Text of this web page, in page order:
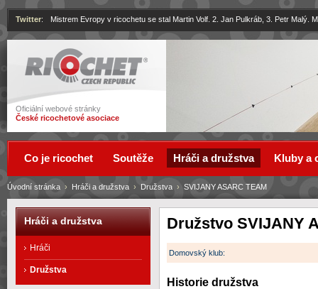
Ricochet
Oficiální webové stránky
České ricochetové asociace
Twitter: Mistrem Evropy v ricochetu se stal Martin Volf. 2. Jan Pulkráb, 3. Petr Malý.
Družstvo SVIJANY
Domovský klub:
Historie družstva
Úvodní stránka › Hráči a družstva › Družstva › SVIJANY ASARC TEAM
Co je ricochet Soutěže Hráči a družstva Kluby a
Hráči a družstva
Hráči
Družstva